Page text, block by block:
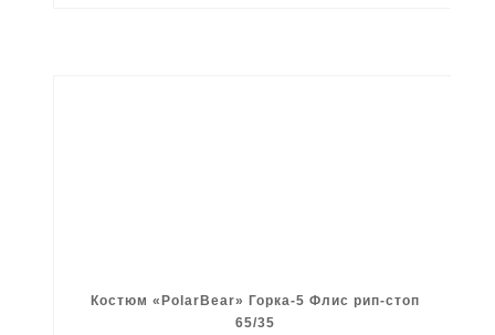
Костюм «PolarBear» Горка-5 Флис рип-стоп
65/35